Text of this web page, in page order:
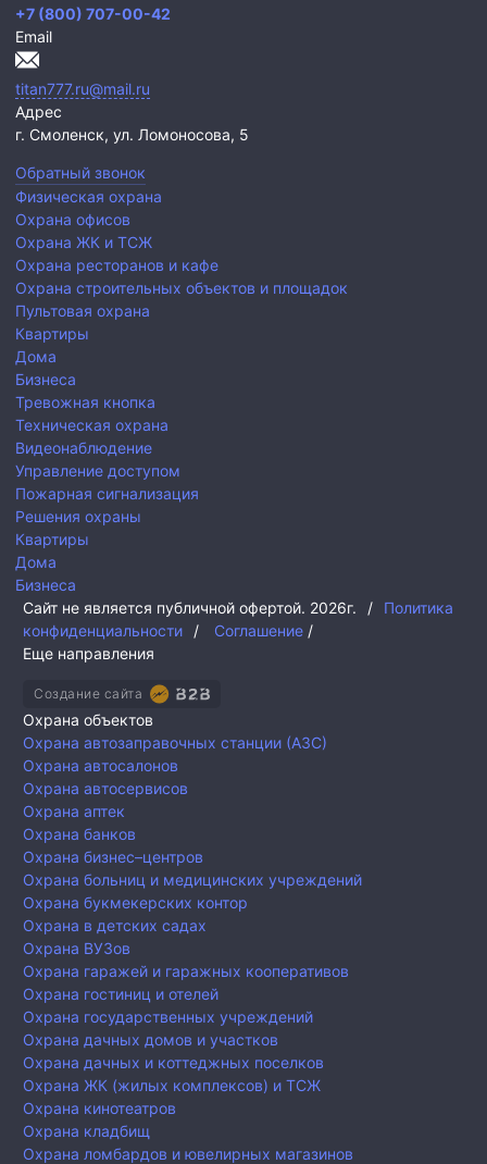
+7 (800) 707-00-42
Email
titan777.ru@mail.ru
Адрес
г. Смоленск, ул. Ломоносова, 5
Обратный звонок
Физическая охрана
Охрана офисов
Охрана ЖК и ТСЖ
Охрана ресторанов и кафе
Охрана строительных объектов и площадок
Пультовая охрана
Квартиры
Дома
Бизнеса
Тревожная кнопка
Техническая охрана
Видеонаблюдение
Управление доступом
Пожарная сигнализация
Решения охраны
Квартиры
Дома
Бизнеса
Сайт не является публичной офертой. 2026г. /
Политика
конфиденциальности
/ Соглашение /
Еще направления
Создание сайта
Охрана объектов
Охрана автозаправочных станции (АЗС)
Охрана автосалонов
Охрана автосервисов
Охрана аптек
Охрана банков
Охрана бизнес–центров
Охрана больниц и медицинских учреждений
Охрана букмекерских контор
Охрана в детских садах
Охрана ВУЗов
Охрана гаражей и гаражных кооперативов
Охрана гостиниц и отелей
Охрана государственных учреждений
Охрана дачных домов и участков
Охрана дачных и коттеджных поселков
Охрана ЖК (жилых комплексов) и ТСЖ
Охрана кинотеатров
Охрана кладбищ
Охрана ломбардов и ювелирных магазинов